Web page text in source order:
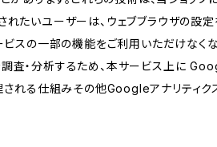
たいユーザーは、ウェブブラウザの設
スの一部の機能をご利用いただけなく
調査・分析するため、本サービス上に
れる仕組みその他Googleアナリティク